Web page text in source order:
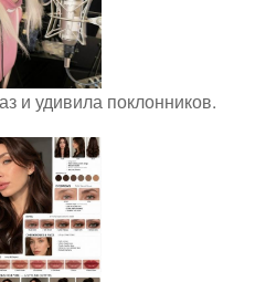
и удивила поклонников.